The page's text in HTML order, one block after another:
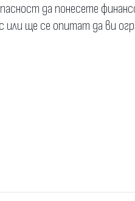
да понесете
или ще се опитат да ви